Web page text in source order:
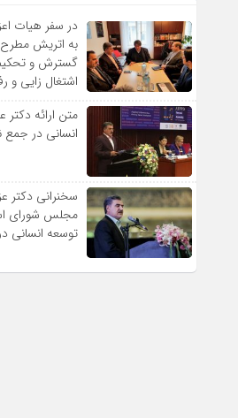
در سفر هیات
به اتریش
گسترش و
اشتغال زایی و
متن ارائه
انسانى در جمع
سخنرانى دکتر
مجلس شوراى
توسعه انسانى